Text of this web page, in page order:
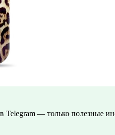
Telegram — только полезные